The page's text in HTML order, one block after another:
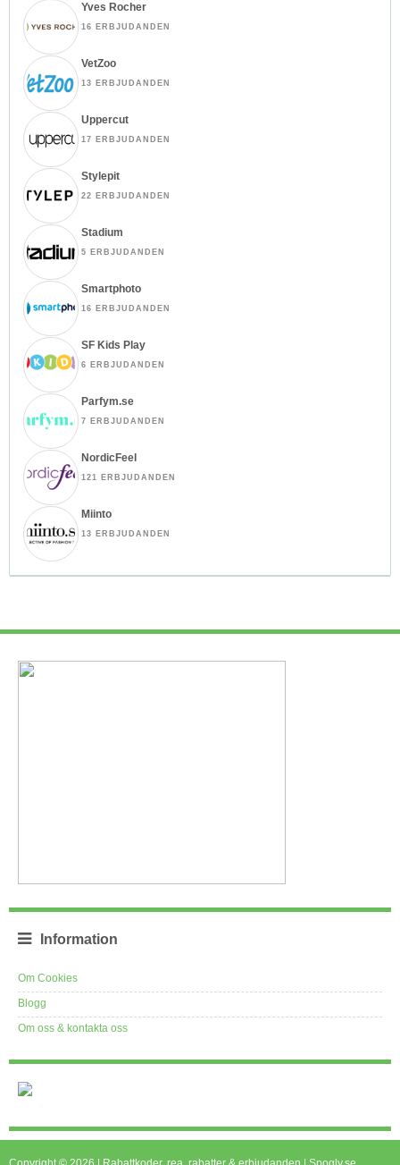
Yves Rocher
16 ERBJUDANDEN
VetZoo
13 ERBJUDANDEN
Uppercut
17 ERBJUDANDEN
Stylepit
22 ERBJUDANDEN
Stadium
5 ERBJUDANDEN
Smartphoto
16 ERBJUDANDEN
SF Kids Play
6 ERBJUDANDEN
Parfym.se
7 ERBJUDANDEN
NordicFeel
121 ERBJUDANDEN
Miinto
13 ERBJUDANDEN
Information
Om Cookies
Blogg
Om oss & kontakta oss